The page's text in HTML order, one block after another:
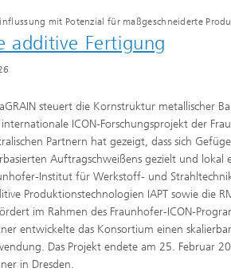
mit Potenzial für maßgeschneiderte
Fertigung
steuert die Kornstruktur metallischer
internationale ICON-Forschungsprojekt der
Partnern hat gezeigt, dass sich
Auftragschweißens gezielt und lokal
Institut für Werkstoff- und
Produktionstechnologien IAPT sowie die
im Rahmen des Fraunhofer-ICON-
entwickelte das Konsortium einen
Das Projekt endete am 25. Februar
in Dresden.